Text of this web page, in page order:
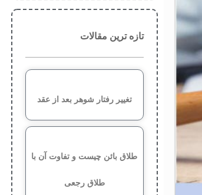
تازه ترین مقالات
تغییر رفتار شوهر بعد از عقد
طلاق بائن چیست و تفاوت آن با
طلاق رجعی